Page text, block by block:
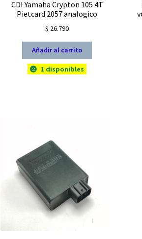
CDI Yamaha Crypton 105 4T
Pietcard 2057 analogico
$ 26.790
Añadir al carrito
1 disponibles